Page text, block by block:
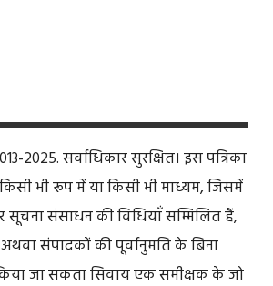
2025. सर्वाधिकार सुरक्षित। इस पत्रिका
भी रूप में या किसी भी माध्यम, जिसमें
संसाधन की विधियाँ सम्मिलित हैं,
अथवा संपादकों की पूर्वानुमति के बिना
जा सकता सिवाय एक समीक्षक के जो